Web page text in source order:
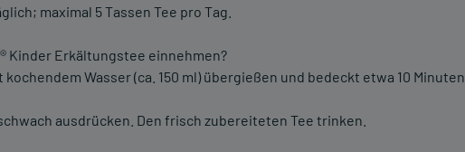
maximal 5 Tassen Tee pro Tag.
Kinder Erkältungstee einnehmen?
Wasser (ca. 150 ml) übergießen und bedeckt etwa 10 Minuten
ausdrücken. Den frisch zubereiteten Tee trinken.